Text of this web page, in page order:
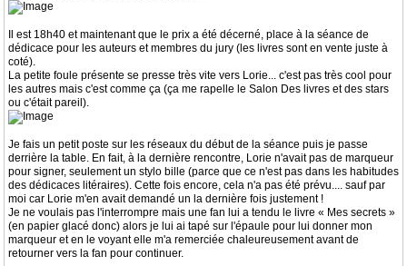
Il est 18h40 et maintenant que le prix a été décerné, place à la séance de
dédicace pour les auteurs et membres du jury (les livres sont en vente juste à
coté).
La petite foule présente se presse très vite vers Lorie... c'est pas très cool pour
les autres mais c'est comme ça (ça me rapelle le Salon Des livres et des stars
ou c'était pareil).
Je fais un petit poste sur les réseaux du début de la séance puis je passe
derrière la table. En fait, à la dernière rencontre, Lorie n'avait pas de marqueur
pour signer, seulement un stylo bille (parce que ce n'est pas dans les habitudes
des dédicaces litéraires). Cette fois encore, cela n'a pas été prévu.... sauf par
moi car Lorie m'en avait demandé un la dernière fois justement !
Je ne voulais pas l'interrompre mais une fan lui a tendu le livre « Mes secrets »
(en papier glacé donc) alors je lui ai tapé sur l'épaule pour lui donner mon
marqueur et en le voyant elle m'a remerciée chaleureusement avant de
retourner vers la fan pour continuer.